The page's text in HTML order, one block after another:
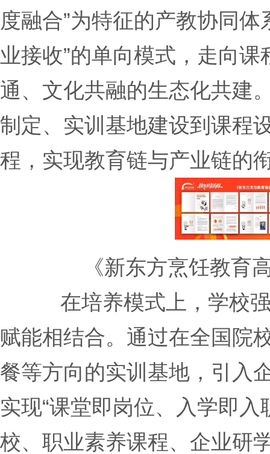
度融合”为特征的产教协同
业接收”的单向模式，走向
通、文化共融的生态化共建
制定、实训基地建设到课程
程，实现教育链与产业链的
《新东方烹饪教育
在培养模式上，学校
赋能相结合。通过在全国院
餐等方向的实训基地，引入
实现“课堂即岗位、入学即
校、职业素养课程、企业研